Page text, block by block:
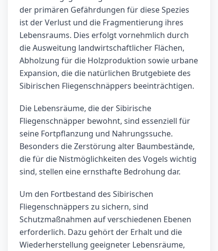
der primären Gefährdungen für diese Spezies
ist der Verlust und die Fragmentierung ihres
Lebensraums. Dies erfolgt vornehmlich durch
die Ausweitung landwirtschaftlicher Flächen,
Abholzung für die Holzproduktion sowie urbane
Expansion, die die natürlichen Brutgebiete des
Sibirischen Fliegenschnäppers beeinträchtigen.
Die Lebensräume, die der Sibirische
Fliegenschnäpper bewohnt, sind essenziell für
seine Fortpflanzung und Nahrungssuche.
Besonders die Zerstörung alter Baumbestände,
die für die Nistmöglichkeiten des Vogels wichtig
sind, stellen eine ernsthafte Bedrohung dar.
Um den Fortbestand des Sibirischen
Fliegenschnäppers zu sichern, sind
Schutzmaßnahmen auf verschiedenen Ebenen
erforderlich. Dazu gehört der Erhalt und die
Wiederherstellung geeigneter Lebensräume,